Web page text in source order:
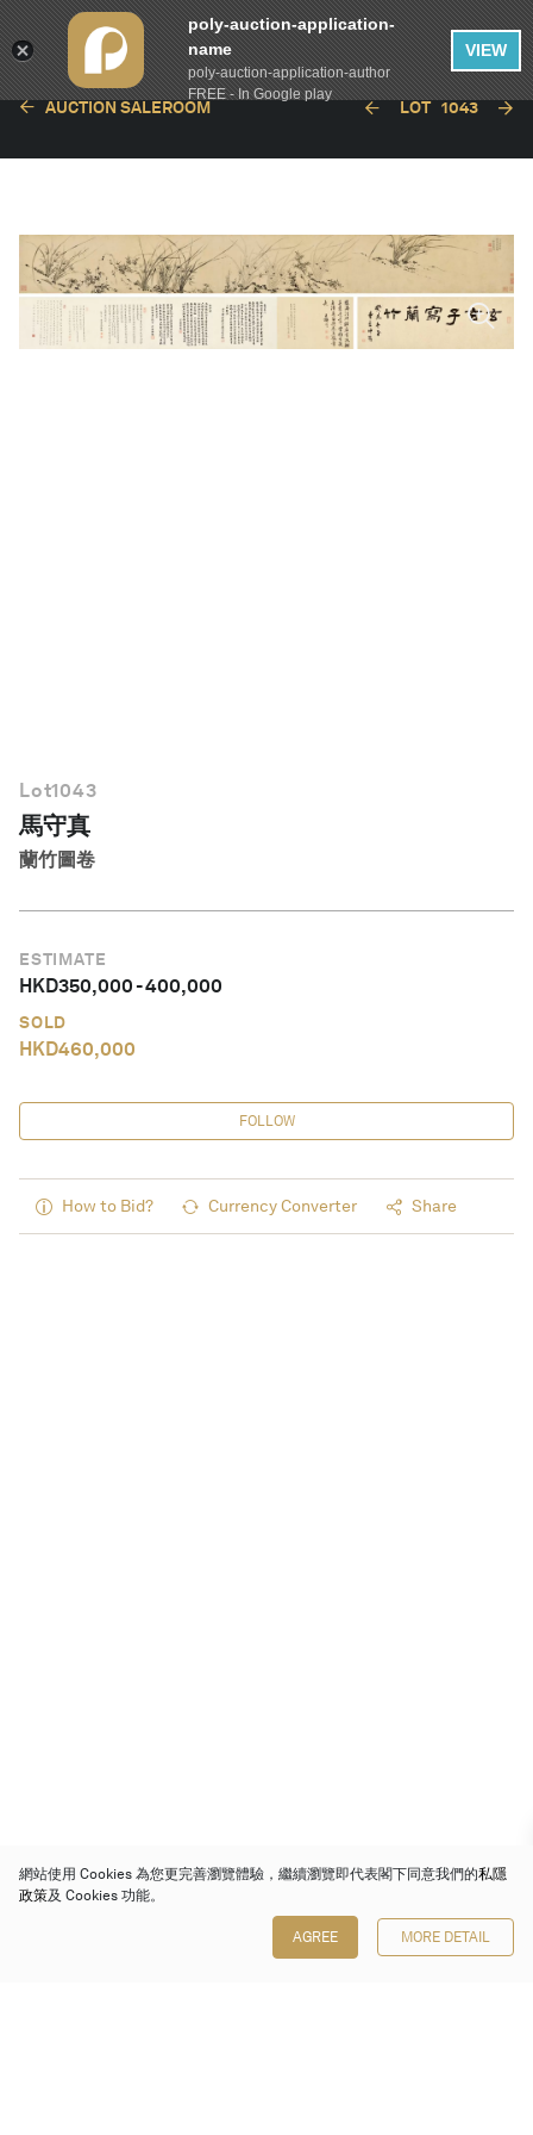
AUCTION SALEROOM LOT 1043
Lot1043
馬守真
蘭竹圖卷
ESTIMATE
HKD350,000-400,000
SOLD
HKD460,000
FOLLOW
How to Bid? Currency Converter Share
網站使用 Cookies 為您更完善瀏覽體驗，繼續瀏覽即代表閣下同意我們的私隱
政策及 Cookies 功能。
AGREE MORE DETAIL
poly-auction-application-
name
poly-auction-application-author
FREE - In Google play
VIEW